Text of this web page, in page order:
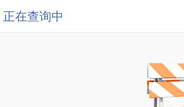
正在查询中